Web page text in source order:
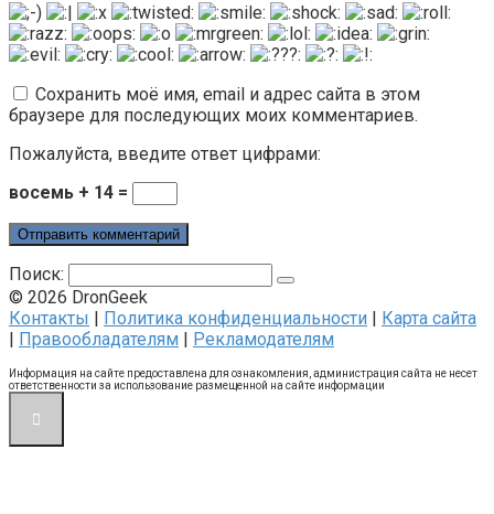
Сохранить моё имя, email и адрес сайта в этом
браузере для последующих моих комментариев.
Пожалуйста, введите ответ цифрами:
восемь + 14 =
Поиск:
© 2026 DronGeek
Контакты
Политика конфиденциальности
Карта сайта
Правообладателям Рекламодателям
Информация на сайте предоставлена для ознакомления, администрация сайта не несет
ответственности за использование размещенной на сайте информации